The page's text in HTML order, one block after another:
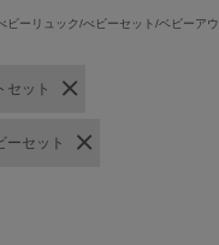
ビーリュック/べビーセット/ベビーアウ
セット
ーセット